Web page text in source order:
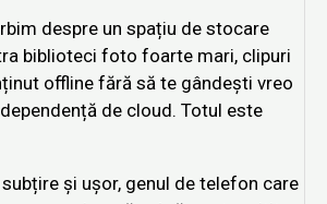
despre un spațiu de stocare
biblioteci foto foarte mari, clipuri
offline fără să te gândești vreo
de cloud. Totul este
și ușor, genul de telefon care